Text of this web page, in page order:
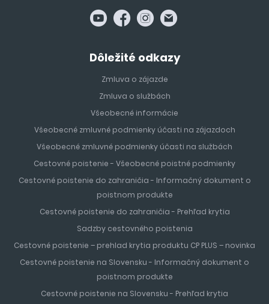
Dôležité odkazy
Zmluva o zájazde
Zmluva o službách
Všeobecné informácie
Všeobecné zmluvné podmienky účasti na zájazdoch
Všeobecné zmluvné podmienky účasti na službách
Cestovné poistenie - Všeobecné poistné podmienky
Cestovné poistenie do zahraničia - Informačný dokument o
poistnom produkte
Cestovné poistenie do zahraničia - Prehľad krytia
Sadzby cestovného poistenia
Cestovné poistenie – prehlad krytia produktu CP PLUS – novinka
Cestovné poistenie na Slovensku - Informačný dokument o
poistnom produkte
Cestovné poistenie na Slovensku - Prehľad krytia